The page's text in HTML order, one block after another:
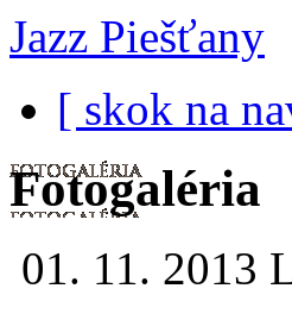
Jazz Piešťany
[ skok na
Fotogaléria
01. 11. 2013